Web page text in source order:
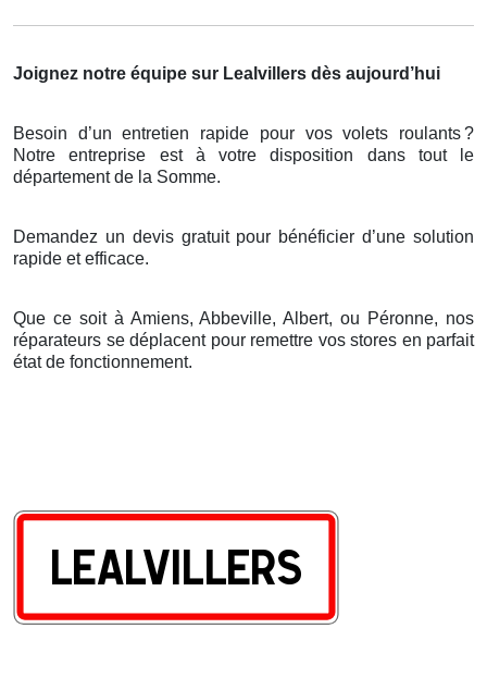
Joignez notre équipe sur Lealvillers dès aujourd’hui
Besoin d’un entretien rapide pour vos volets roulants?
Notre entreprise est à votre disposition dans tout le
département de la Somme.
Demandez un devis gratuit pour bénéficier d’une solution
rapide et efficace.
Que ce soit à Amiens, Abbeville, Albert, ou Péronne, nos
réparateurs se déplacent pour remettre vos stores en parfait
état de fonctionnement.